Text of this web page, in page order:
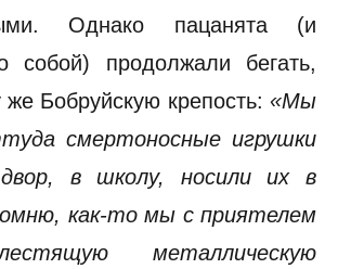
Однако пацанята (и
собой) продолжали бегать,
Бобруйскую крепость: «Мы
смертоносные игрушки
в школу, носили их в
как-то мы с приятелем
металлическую